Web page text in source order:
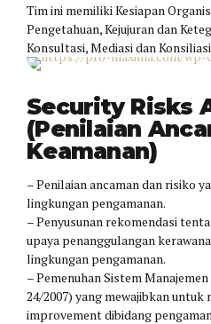
Tim ini memiliki Kesiapan
Pengetahuan, Kejujuran dan
Konsultasi, Mediasi dan
Security Risks
(Penilaian
Keamanan)
– Penilaian ancaman dan risiko
lingkungan pengamanan.
– Penyusunan rekomendasi
upaya penanggulangan
lingkungan pengamanan.
– Pemenuhan Sistem
24/2007) yang mewajibkan
improvement dibidang